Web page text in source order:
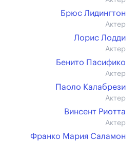
Брюс Лидингтон
Актер
Лорис Лодди
Актер
Бенито Пасифико
Актер
Паоло Калабрези
Актер
Винсент Риотта
Актер
Франко Мария Саламон